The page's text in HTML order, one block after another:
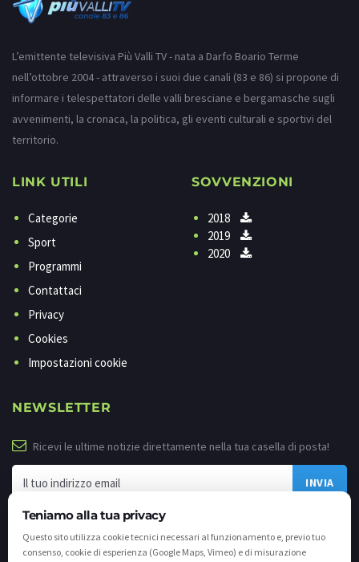
Teniamo alla tua privacy
Questo sito utilizza cookie tecnici necessari al funzionamento e, previo tuo
consenso, cookie di esperienza (Google Maps, Vimeo) e di misurazione
L’emittente televisiva Più Valli TV - nata a Darfo Boario Terme
nell’ottobre 2004 - attraverso i suoi due canali (83 e 86) si propone di
informare i telespettatori delle valli bresciane e bergamasche sugli
avvenimenti, la cronaca, la politica, gli eventi culturali e sportivi del
territorio.
LINK UTILI
Categorie
Sport
Programmi
Contattaci
Privacy
Cookies
Impostazioni cookie
SOVVENZIONI
2018
2019
2020
NEWSLETTER
Ricevi le ultime notizie direttamente nella tua casella di posta!